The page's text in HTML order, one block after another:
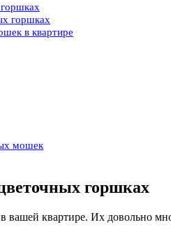
горшках
в квартире
мошек
горшках
квартире. Их довольно